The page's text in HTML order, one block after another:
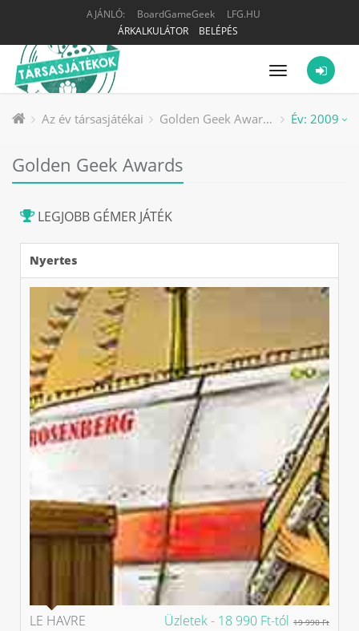
AJÁNLÓ: BoardGameGeek
LFG.HU
ÁRKALKULÁTOR
BELÉPÉS
Menü
Az év társasjátékai Golden Geek Awards Év: 2009
Golden Geek Awards
LEGJOBB GÉMER JÁTÉK
Nyertes
Üzletek - 18 990 Ft-tól 19 990 Ft
LE HAVRE